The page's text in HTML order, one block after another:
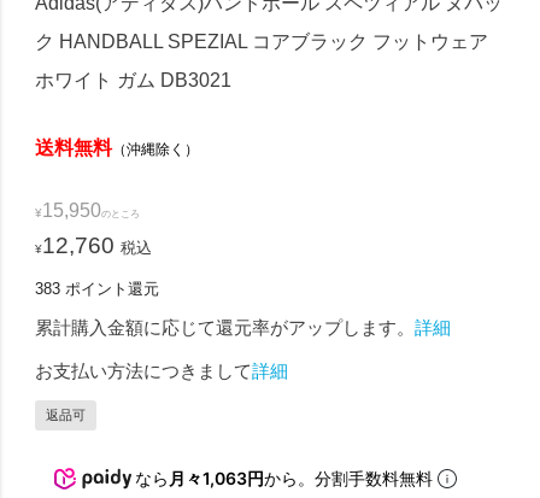
ク HANDBALL SPEZIAL コアブラック フットウェア
ホワイト ガム DB3021
送料無料（沖縄除く）
¥15,950のところ
¥12,760 税込
383 ポイント還元
累計購入金額に応じて還元率がアップします。詳細
お支払い方法につきまして詳細
返品可
なら 月々1,063円から。分割手数料無料